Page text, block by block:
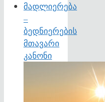
მადლიერება
–
ბედნიერების
მთავარი
კანონი